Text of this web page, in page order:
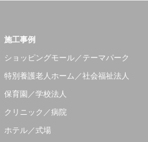
施工事例
ショッピングモール／テーマパーク
特別養護老人ホーム／社会福祉法人
保育園／学校法人
クリニック／病院
ホテル／式場